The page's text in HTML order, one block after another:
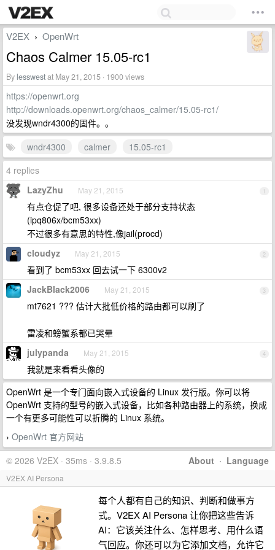
V2EX › OpenWrt
Chaos Calmer 15.05-rc1
By lesswestat May 21, 2015 · 1900 views
https://openwrt.org
http://downloads.openwrt.org/chaos_calmer/15.05-rc1/
没发现wndr4300的固件。。
wndr4300
calmer
15.05-rc1
4 replies
1
LazyZhu May 21, 2015
有点仓促了吧, 很多设备还处于部分支持状态
(ipq806x/bcm53xx)
不过很多有意思的特性,像jail(procd)
2
cloudyz May 21, 2015
看到了 bcm53xx 回去试一下 6300v2
3
JackBlack2006 May 21, 2015
mt7621 ??? 估计大批低价格的路由都可以刷了
雷凌和螃蟹系都已哭晕
4
julypanda May 21, 2015
我就是来看看头像的
OpenWrt 是一个专门面向嵌入式设备的 Linux 发行版。你可以将
OpenWrt 支持的型号的嵌入式设备，比如各种路由器上的系统，换成
一个有更多可能性可以折腾的 Linux 系统。
› OpenWrt 官方网站
About · Language
© 2026 V2EX · 35ms · 3.9.8.5
V2EX AI Persona
每个人都有自己的知识、判断和做事方
式。V2EX AI Persona 让你把这些告诉
AI：它该关注什么、怎样思考、用什么语
气回应。你还可以为它添加文档，允许它